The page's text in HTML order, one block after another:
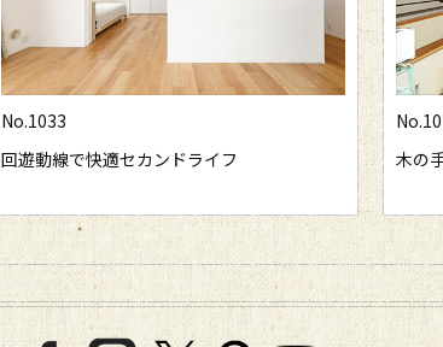
No.1033
回遊動線で快適セカンドライフ
木の